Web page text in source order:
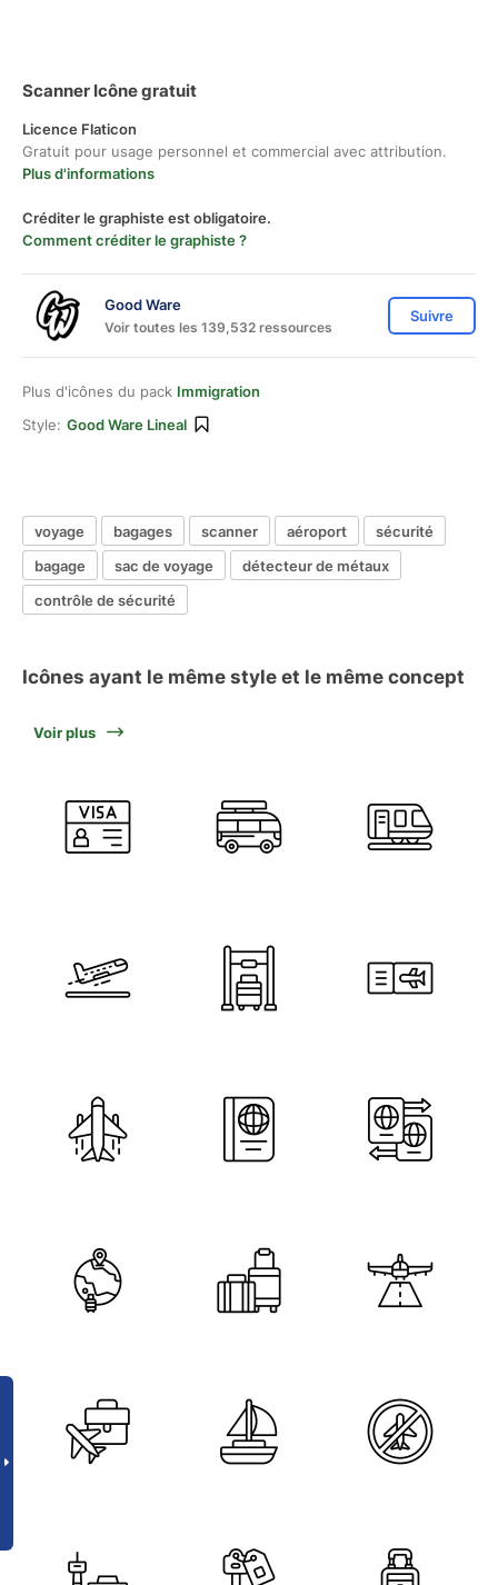
Scanner Icône gratuit
Licence Flaticon
Gratuit pour usage personnel et commercial avec attribution.
Plus d'informations
Créditer le graphiste est obligatoire.
Comment créditer le graphiste ?
Good Ware
Voir toutes les 139,532 ressources
Suivre
Plus d'icônes du pack Immigration
Style: Good Ware Lineal
voyage bagages scanner aéroport
sécurité
bagage
sac de voyage
détecteur de métaux
contrôle de sécurité
Icônes ayant le même style et le même concept
Voir plus